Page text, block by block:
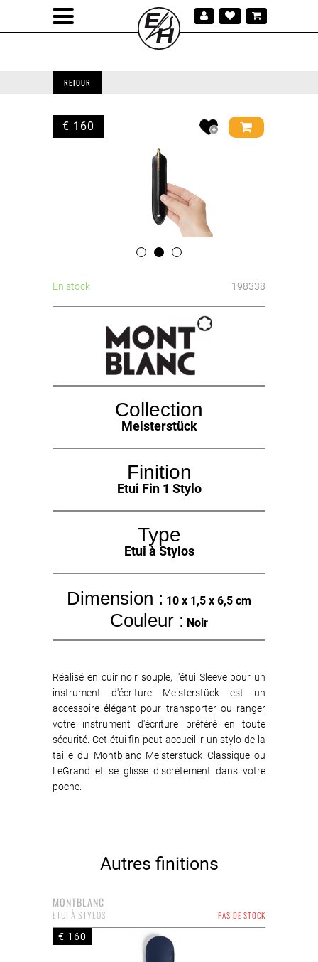
RETOUR
€ 160
En stock 198338
Collection
Meisterstück
Finition
Etui Fin 1 Stylo
Type
Etui à Stylos
Dimension : 10 x 1,5 x 6,5 cm
Couleur : Noir
Réalisé en cuir noir souple, l'étui Sleeve pour un
instrument d'écriture Meisterstück est un
accessoire élégant pour transporter ou ranger
votre instrument d'écriture préféré en toute
sécurité. Cet étui fin peut accueillir un stylo de la
taille du Montblanc Meisterstück Classique ou
LeGrand et se glisse discrètement dans votre
poche.
Autres finitions
MONTBLANC
PAS DE STOCK
ETUI À STYLOS
€ 160